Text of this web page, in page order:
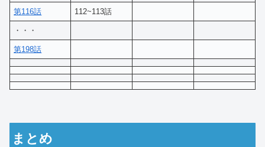
第116話 112~113話
・・・
第198話
まとめ